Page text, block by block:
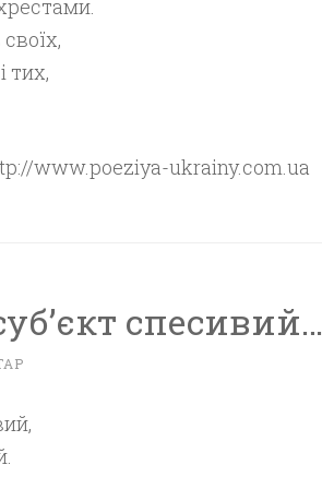
тих,
www.poeziya-ukrainy.com.uа
спесивий…